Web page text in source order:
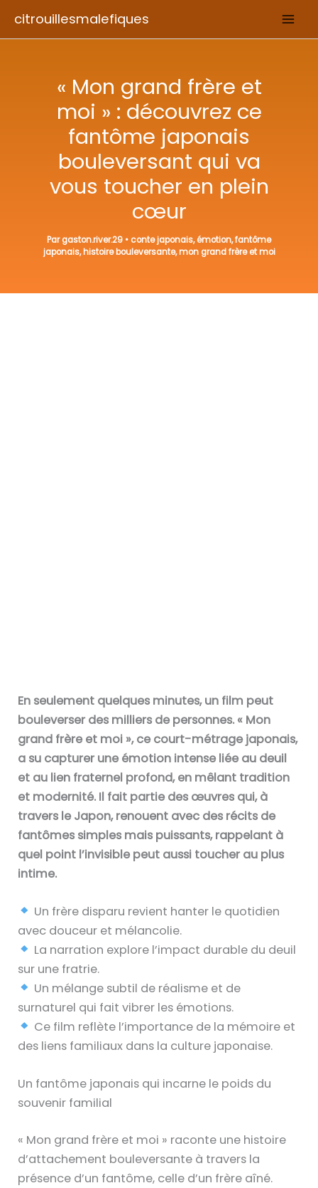
citrouillesmalefiques
« Mon grand frère et
moi » : découvrez ce
fantôme japonais
bouleversant qui va
vous toucher en plein
cœur
Pargaston.river.29 • conte japonais,émotion,fantôme
japonais,histoire bouleversante,mon grand frère et moi
En seulement quelques minutes, un film peut
bouleverser des milliers de personnes. « Mon
grand frère et moi », ce court-métrage japonais,
a su capturer une émotion intense liée au deuil
et au lien fraternel profond, en mêlant tradition
et modernité. Il fait partie des œuvres qui, à
travers le Japon, renouent avec des récits de
fantômes simples mais puissants, rappelant à
quel point l’invisible peut aussi toucher au plus
intime.
Un frère disparu revient hanter le quotidien
avec douceur et mélancolie.
La narration explore l’impact durable du deuil
sur une fratrie.
Un mélange subtil de réalisme et de
surnaturel qui fait vibrer les émotions.
Ce film reflète l’importance de la mémoire et
des liens familiaux dans la culture japonaise.
Un fantôme japonais qui incarne le poids du
souvenir familial
« Mon grand frère et moi » raconte une histoire
d’attachement bouleversante à travers la
présence d’un fantôme, celle d’un frère aîné.